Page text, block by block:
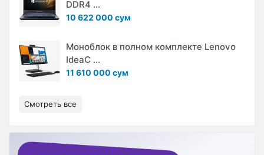
DDR4 ...
10 622 000 сум
Моноблок в полном комплекте Lenovo
IdeaC ...
11 610 000 сум
Смотреть все